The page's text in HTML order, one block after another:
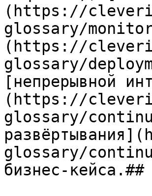
(https://
glossary/
(https://
glossary/
[непрерывной
(https://
glossary/
glossary/
бизнес-кейса.##